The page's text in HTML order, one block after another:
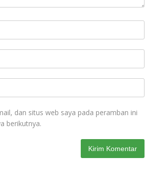
dan situs web saya pada peramban ini
berikutnya.